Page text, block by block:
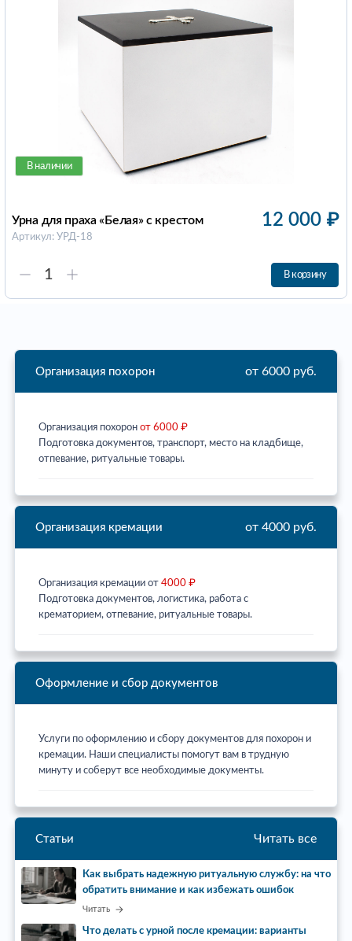
В наличии
Урна для праха «Белая» с крестом
Артикул: УРД-18
12 000 ₽
В корзину
Организация похорон от 6000 руб.
Организация похорон от 6000 ₽
Подготовка документов, транспорт, место на кладбище,
отпевание, ритуальные товары.
Организация кремации от 4000 руб.
Организация кремации от 4000 ₽
Подготовка документов, логистика, работа с
крематорием, отпевание, ритуальные товары.
Оформление и сбор документов
Услуги по оформлению и сбору документов для похорон и
кремации. Наши специалисты помогут вам в трудную
минуту и соберут все необходимые документы.
Статьи Читать все
Как выбрать надежную ритуальную службу: на что
обратить внимание и как избежать ошибок
Читать
Что делать с урной после кремации: варианты